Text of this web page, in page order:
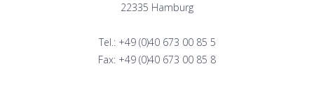
22335 Hamburg
Tel.: +49 (0)40 673 00 85 5
Fax: +49 (0)40 673 00 85 8